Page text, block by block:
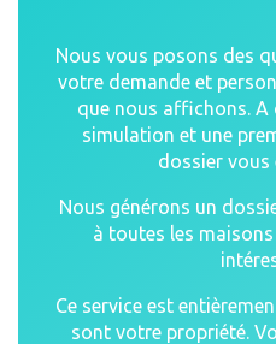
Nous vous posons des
votre demande et
que nous affichons. A
simulation et une
dossier vous
Nous générons un
à toutes les
Ce service est
sont votre propriété.